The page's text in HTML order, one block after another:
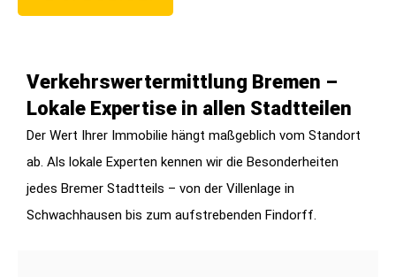
Verkehrswertermittlung Bremen –
Lokale Expertise in allen Stadtteilen
Der Wert Ihrer Immobilie hängt maßgeblich vom Standort
ab. Als lokale Experten kennen wir die Besonderheiten
jedes Bremer Stadtteils – von der Villenlage in
Schwachhausen bis zum aufstrebenden Findorff.